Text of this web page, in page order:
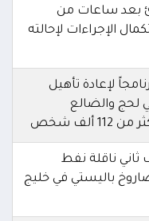
بعد ساعات من
الإجراءات لإحالته
لإعادة تأهيل
في لحج والضالع
شخص
ثاني ناقلة نفط
24 ساعة بصاروخ باليستي في خليج